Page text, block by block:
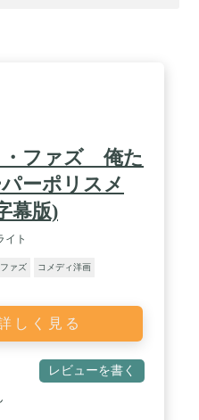
・ファズ 俺た
ーポリスメ
幕版)
イト
ァズ コメディ洋画
しく見る
レビューを書く